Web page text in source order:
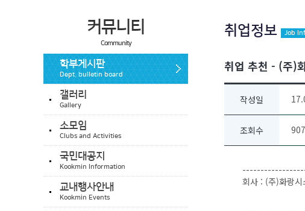
커뮤니티
Community
학부게시판
Dept. bulletin board
갤러리
Gallery
소모임
Clubs and Activities
국민대공지
Kookmin Information
교내행사안내
Kookmin Events
취업정보 Job
취업 추천 - (주)
작성일
조회수
회사 : (주)화랑